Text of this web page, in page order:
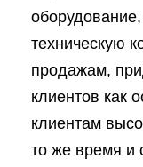
техническую
продажам,
клиентов как
клиентам
то же время и